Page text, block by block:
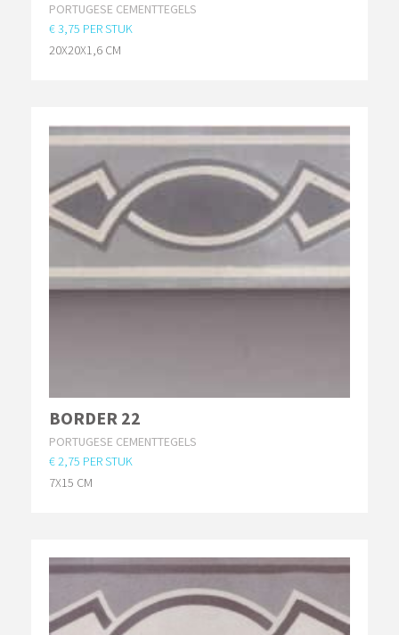
PORTUGESE CEMENTTEGELS
€ 3,75 PER STUK
20X20X1,6 CM
BORDER 22
PORTUGESE CEMENTTEGELS
€ 2,75 PER STUK
7X15 CM